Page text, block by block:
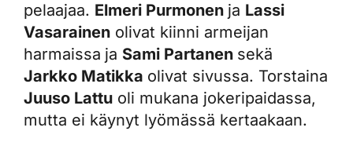
pelaajaa. Elmeri Purmonen ja Lassi
Vasarainen olivat kiinni armeijan
harmaissa ja Sami Partanen sekä
Jarkko Matikka olivat sivussa. Torstaina
Juuso Lattu oli mukana jokeripaidassa,
mutta ei käynyt lyömässä kertaakaan.